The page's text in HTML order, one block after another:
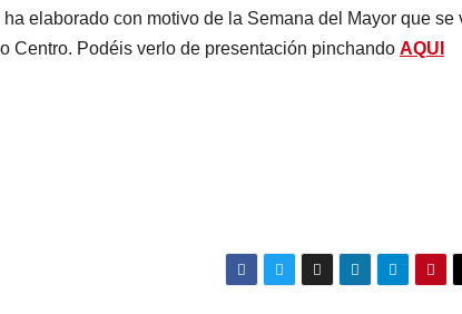
elaborado con motivo de la Semana del Mayor que se
Centro. Podéis verlo de presentación pinchando AQUI